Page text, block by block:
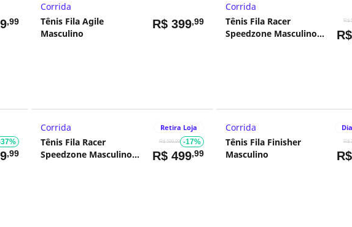
,99
Corrida
Tênis Fila Agile
Masculino
R$ 399,99
Corrida
Tênis Fila Racer
Speedzone Masculino
R$
,99
Corrida Retira Loja
Tênis Fila Racer
Speedzone Masculino
R$ 599,99 -17%
R$ 499,99
Corrida
Tênis Fila Finisher
Masculino
R$